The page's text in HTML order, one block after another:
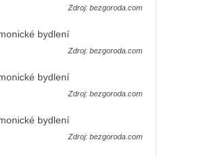
Zdroj: bezgoroda.com
Zdroj: bezgoroda.com
Zdroj: bezgoroda.com
Zdroj: bezgoroda.com